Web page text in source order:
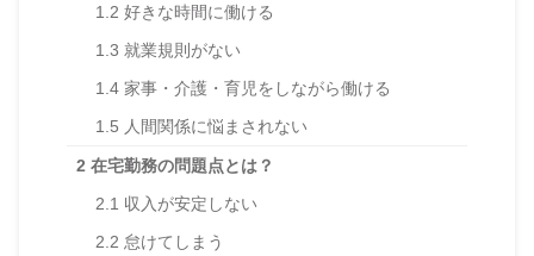
1.2 好きな時間に働ける
1.3 就業規則がない
1.4 家事・介護・育児をしながら働ける
1.5 人間関係に悩まされない
2 在宅勤務の問題点とは？
2.1 収入が安定しない
2.2 怠けてしまう